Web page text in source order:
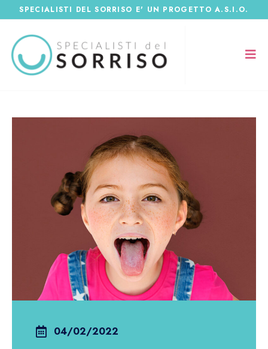
SPECIALISTI DEL SORRISO E' UN PROGETTO A.S.I.O.
04/02/2022